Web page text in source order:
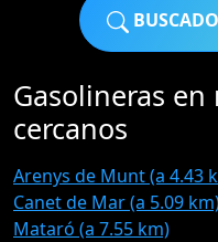
Gasolineras
cercanos
Arenys de Munt (a 4.43
Canet de Mar (a 5.09
Mataró (a 7.55 km)